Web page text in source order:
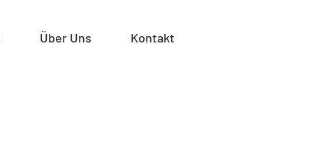
Über Uns Kontakt